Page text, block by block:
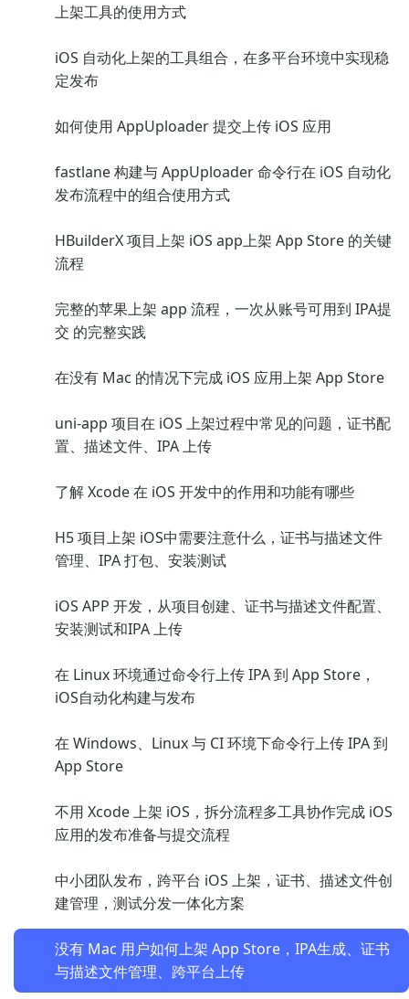
上架工具的使用方式
iOS 自动化上架的工具组合，在多平台环境中实现稳
定发布
如何使用 AppUploader 提交上传 iOS 应用
fastlane 构建与 AppUploader 命令行在 iOS 自动化
发布流程中的组合使用方式
HBuilderX 项目上架 iOS app上架 App Store 的关键
流程
完整的苹果上架 app 流程，一次从账号可用到 IPA提
交 的完整实践
在没有 Mac 的情况下完成 iOS 应用上架 App Store
uni-app 项目在 iOS 上架过程中常见的问题，证书配
置、描述文件、IPA 上传
了解 Xcode 在 iOS 开发中的作用和功能有哪些
H5 项目上架 iOS中需要注意什么，证书与描述文件
管理、IPA 打包、安装测试
iOS APP 开发，从项目创建、证书与描述文件配置、
安装测试和IPA 上传
在 Linux 环境通过命令行上传 IPA 到 App Store，
iOS自动化构建与发布
在 Windows、Linux 与 CI 环境下命令行上传 IPA 到
App Store
不用 Xcode 上架 iOS，拆分流程多工具协作完成 iOS
应用的发布准备与提交流程
中小团队发布，跨平台 iOS 上架，证书、描述文件创
建管理，测试分发一体化方案
没有 Mac 用户如何上架 App Store，IPA生成、证书
与描述文件管理、跨平台上传